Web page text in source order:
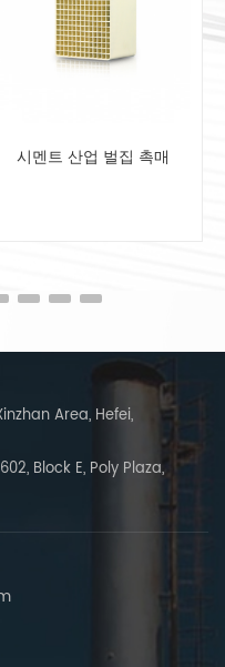
중간 온도 DeNOx 촉매 모듈
Area, Hefei,
Block E, Poly Plaza,